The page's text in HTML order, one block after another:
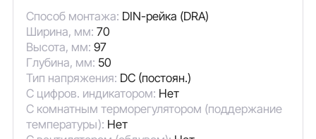
Способ монтажа: DIN-рейка (DRA)
Ширина, мм: 70
Высота, мм: 97
Глубина, мм: 50
Тип напряжения: DC (постоян.)
С цифров. индикатором: Нет
С комнатным терморегулятором (поддержание
температуры): Нет